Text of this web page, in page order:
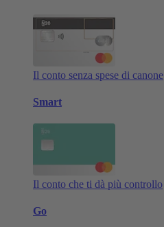
Il conto senza spese di canone
Smart
Il conto che ti dà più controllo
Go